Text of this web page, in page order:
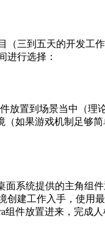
三到五天的开发工
进行选择：
放置到场景当中（
（如果游戏机制足
系统提供的主角组
创建工作入手，使
件放置进来，完成